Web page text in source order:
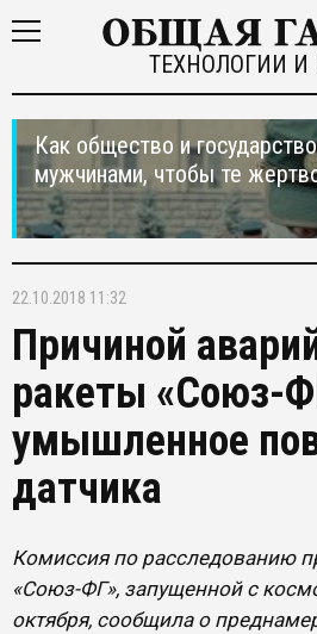
ТЕХНОЛОГИИ И
Как общество и
мужчинами, чтобы те
22.10.2018 11:32
Причиной
ракеты «Союз-
умышленное
датчика
Комиссия по расследованию
«Союз-ФГ», запущенной с
октября, сообщила о